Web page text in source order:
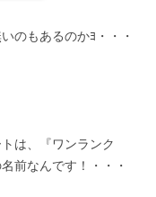
のもあるのかﾖ・・・
は、『ワンランク
前なんです！・・・